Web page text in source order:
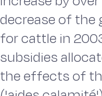
decrease of the
for cattle in
subsidies
the effects of